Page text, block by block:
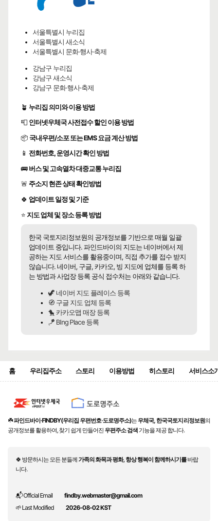
서울특별시 누리집
서울특별시 새소식
서울특별시 문화·행사·축제
강남구 누리집
강남구 새소식
강남구 문화·행사·축제
🪴 누리집 의미와 이용 방법
📮 인터넷우체국 사전접수 할인 이용 방법
📦 국내우편/소포 또는 EMS 요금 계산 방법
📱 전화번호, 운영시간 확인 방법
🚌버스 및 고속열차 대중교통 누리집
🚨 주소지 현존 상태 확인방법
🍀 업데이트 일정 및 기준
⭐ 지도 업체 및 장소 등록 방법
한국 국토지리정보원의 공개정보를 기반으로 매월 일괄
업데이트 중입니다. 파인드바이의 지도는 네이버에서 제
공하는 지도 서비스를 활용중이며, 직접 추가를 접수 받지
않습니다. 네이버, 구글, 카카오, 빙 지도에 업체를 등록 하
는 방법과 사업장 등록 공식 접수처는 아래와 같습니다.
🦖 네이버 지도 플레이스 등록
🧭 구글 지도 업체 등록
🐤 카카오맵 매장 등록
🪁 BIng Place 등록
홈 우리집주소 스토리 이용방법 히스토리 서비스소
☘️파인드바이·FINDBY(우리집 우편번호·도로명주소)는 우체국, 한국국토지리정보원의
공개정보를 활용하여, 찾기 쉽게 만들어진 우편주소 검색 기능을 제공 합니다.
🍀 방문하시는 모든 분들께가족의 화목과 평화, 항상 행복이 함께하시기를바랍
니다.
📬 Official Email
findby.webmaster@gmail.com
🌱 Last Modified
2026-08-02 KST